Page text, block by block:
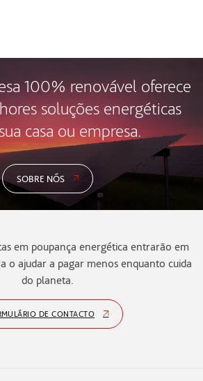
100% renovável oferece
soluções energéticas
casa ou empresa.
SOBRE NÓS
em poupança energética entrarão em
o ajudar a pagar menos enquanto cuida
do planeta.
DE CONTACTO